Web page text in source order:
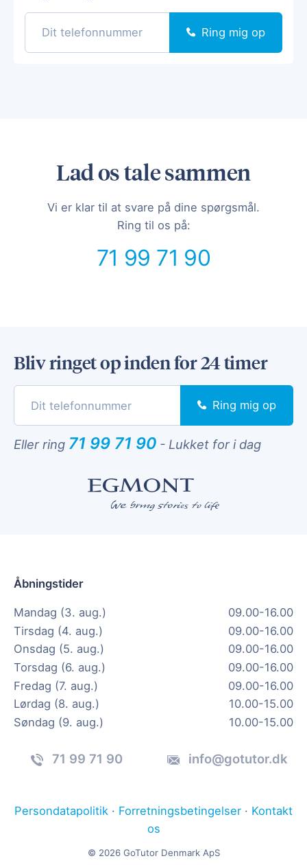
Ring mig op
Lad os tale sammen
Vi er klar til at svare på dine spørgsmål.
Ring til os på:
71 99 71 90
Bliv ringet op inden for 24 timer
Ring mig op
Eller ring 71 99 71 90 - Lukket for i dag
Åbningstider
Mandag (3. aug.)
09.00-16.00
Tirsdag (4. aug.)
09.00-16.00
Onsdag (5. aug.)
09.00-16.00
Torsdag (6. aug.)
09.00-16.00
Fredag (7. aug.)
09.00-16.00
Lørdag (8. aug.)
10.00-15.00
Søndag (9. aug.)
10.00-15.00
71 99 71 90 info@gotutor.dk
Persondatapolitik · Forretningsbetingelser · Kontakt
os
© 2026 GoTutor Denmark ApS